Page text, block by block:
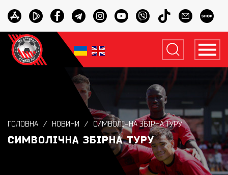
ГОЛОВНА НОВИНИ СИМВОЛІЧНА ЗБІРНА ТУРУ
СИМВОЛІЧНА ЗБІРНА ТУРУ